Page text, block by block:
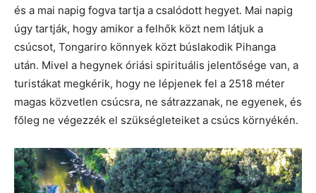
és a mai napig fogva tartja a csalódott hegyet. Mai napig
úgy tartják, hogy amikor a felhők közt nem látjuk a
csúcsot, Tongariro könnyek közt búslakodik Pihanga
után. Mivel a hegynek óriási spirituális jelentősége van, a
turistákat megkérik, hogy ne lépjenek fel a 2518 méter
magas közvetlen csúcsra, ne sátrazzanak, ne egyenek, és
főleg ne végezzék el szükségleteiket a csúcs környékén.